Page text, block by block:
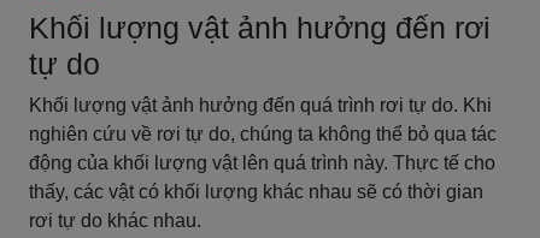
Khối lượng vật ảnh hưởng đến rơi
tự do
Khối lượng vật ảnh hưởng đến quá trình rơi tự do. Khi
nghiên cứu về rơi tự do, chúng ta không thể bỏ qua tác
động của khối lượng vật lên quá trình này. Thực tế cho
thấy, các vật có khối lượng khác nhau sẽ có thời gian
rơi tự do khác nhau.